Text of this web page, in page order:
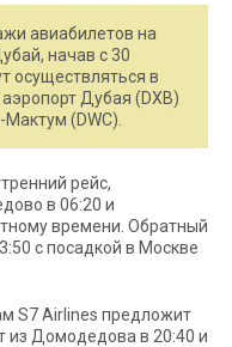
авиабилетов на
начав с 30
осуществляться в
Дубая (DXB)
(DWC).
рейс,
в 06:20 и
времени. Обратный
с посадкой в Москве
S7 Airlines предложит
из Домодедова в 20:40 и